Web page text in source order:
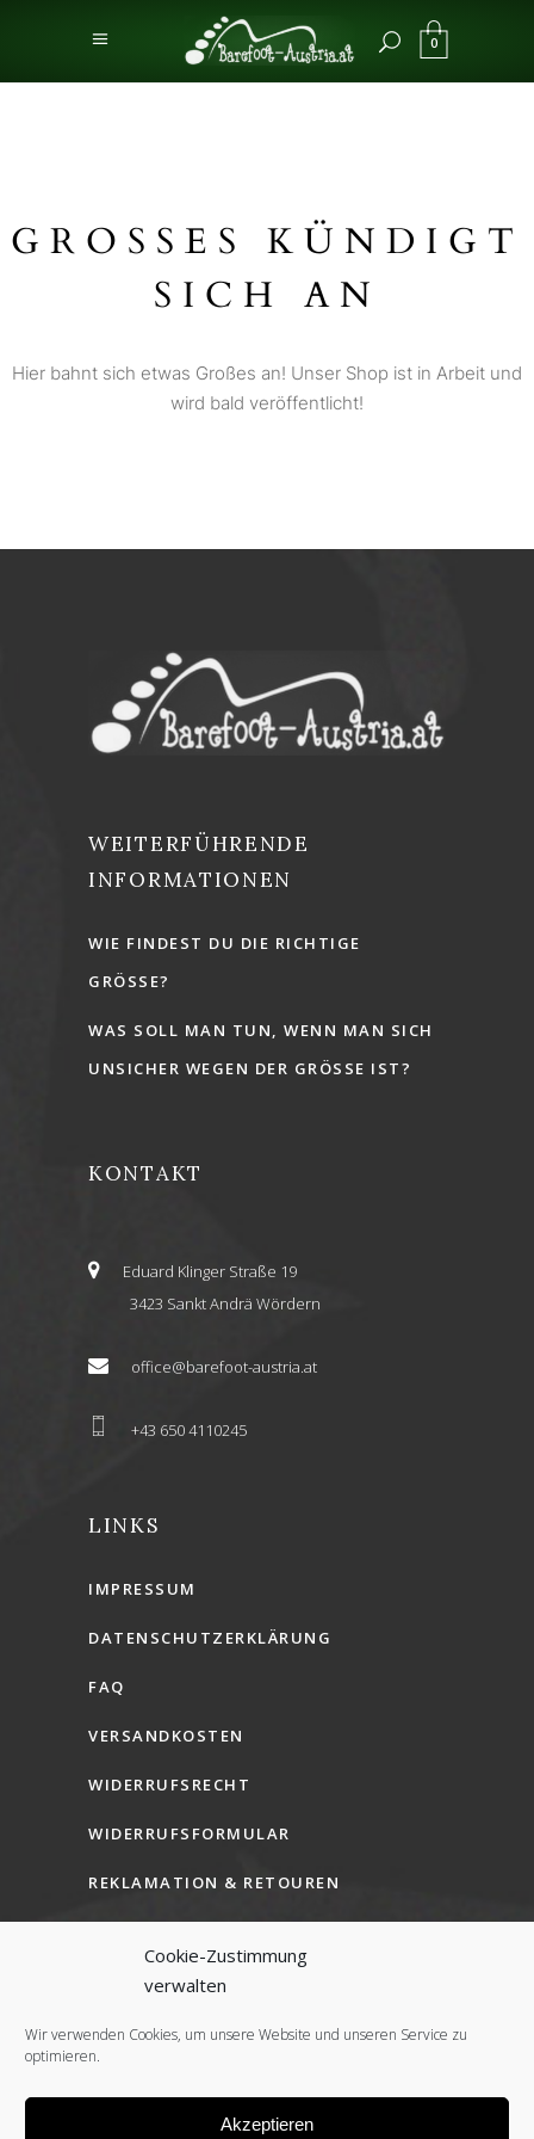
Cookie-Zustimmung
verwalten
Wir verwenden Cookies, um unsere Website und unseren Service zu
optimieren.
Akzeptieren
0
GROSSES KÜNDIGT S
ICH AN
Hier bahnt sich etwas Großes an! Unser Shop ist in Arbeit und
wird bald veröffentlicht!
WEITERFÜHRENDE
INFORMATIONEN
WIE FINDEST DU DIE RICHTIGE
GRÖSSE?
WAS SOLL MAN TUN, WENN MAN SICH
UNSICHER WEGEN DER GRÖSSE IST?
KONTAKT
Eduard Klinger Straße 19
3423 Sankt Andrä Wördern
office@barefoot-austria.at
+43 650 4110245
LINKS
IMPRESSUM
DATENSCHUTZERKLÄRUNG
FAQ
VERSANDKOSTEN
WIDERRUFSRECHT
WIDERRUFSFORMULAR
REKLAMATION & RETOUREN
AGB (B2B)
COOKIE-RICHTLINIE (EU)